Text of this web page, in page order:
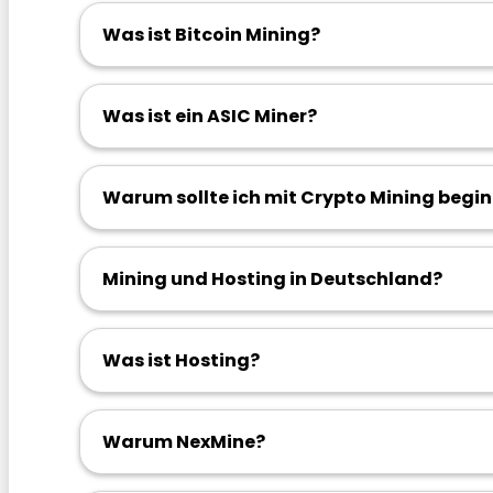
Was ist Bitcoin Mining?
Was ist ein ASIC Miner?
Warum sollte ich mit Crypto Mining
Mining und Hosting in Deutschland?
Was ist Hosting?
Warum NexMine?